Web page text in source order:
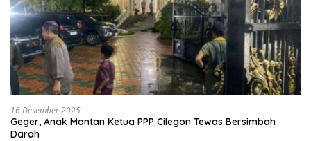
16 Desember 2025
Geger, Anak Mantan Ketua PPP Cilegon Tewas Bersimbah
Darah